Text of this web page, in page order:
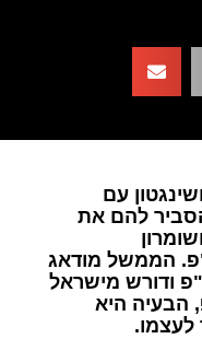
עם
להם את
הממשל מודאג
ודורש מישראל
הבעיה היא